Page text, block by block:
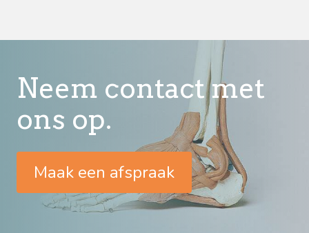
Neem contact met
ons op.
Maak een afspraak